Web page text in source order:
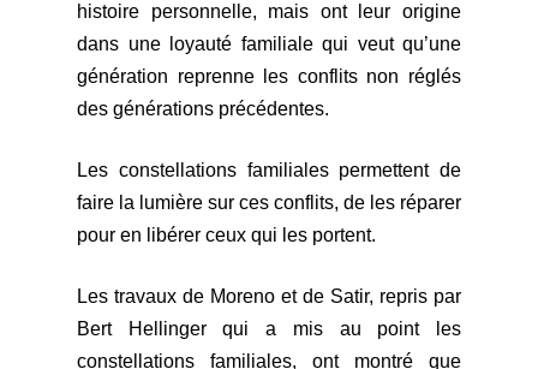
histoire personnelle, mais ont leur origine
dans une loyauté familiale qui veut qu’une
génération reprenne les conflits non réglés
des générations précédentes.
Les constellations familiales permettent de
faire la lumière sur ces conflits, de les réparer
pour en libérer ceux qui les portent.
Les travaux de Moreno et de Satir, repris par
Bert Hellinger qui a mis au point les
constellations familiales, ont montré que